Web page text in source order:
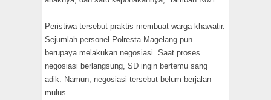
Peristiwa tersebut praktis membuat warga khawatir.
Sejumlah personel Polresta Magelang pun
berupaya melakukan negosiasi. Saat proses
negosiasi berlangsung, SD ingin bertemu sang
adik. Namun, negosiasi tersebut belum berjalan
mulus.